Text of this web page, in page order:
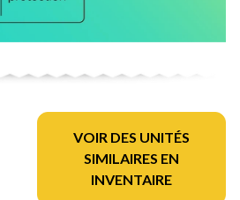
VOIR DES UNITÉS
SIMILAIRES EN
INVENTAIRE